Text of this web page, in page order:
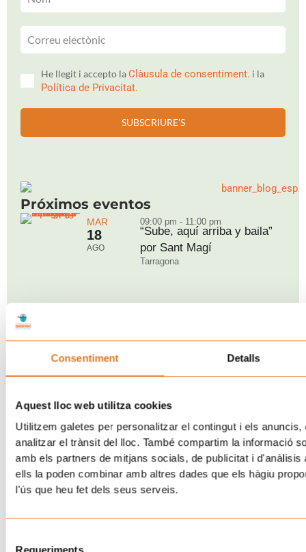
Consentiment Detalls
Aquest lloc web utilitza cookies
Utilitzem galetes per personalitzar el contingut i els
analitzar el trànsit del lloc. També compartim la informació
amb els partners de mitjans socials, de publicitat i d'anàlisis
ells la poden combinar amb altres dades que els hàgiu
l'ús que heu fet dels seus serveis.
Requeriments
He llegit i accepto la Clàusula de consentiment. i la
Política de Privacitat.
SUBSCRIURE'S
Próximos eventos
MAR
18
AGO
09:00 pm - 11:00 pm
“Sube, aquí arriba y baila”
por Sant Magí
Tarragona
30
AGO
SÁB
05
SEP
09:30 am - 02:00 pm
Nueva edición del “Posa’t
la Gorra!” a Breda
Breda